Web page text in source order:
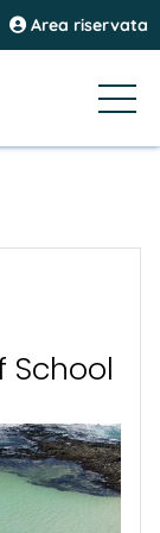
Area riservata
School